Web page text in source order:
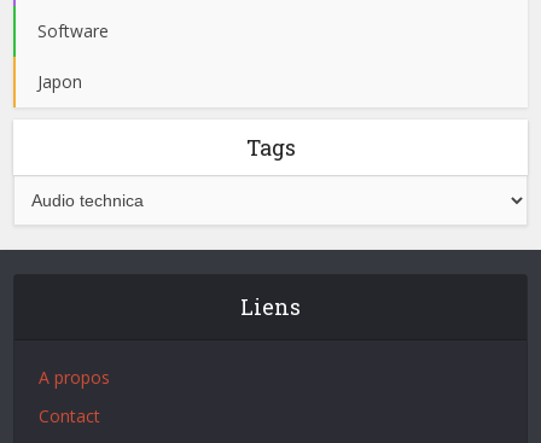
Software
Japon
Tags
Liens
A propos
Contact